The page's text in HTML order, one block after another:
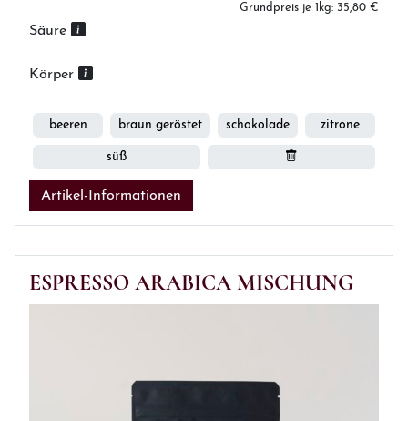
Grundpreis je 1kg: 35,80 €
Säure
Körper
beeren braun geröstet schokolade zitrone
süß
Artikel-Informationen
ESPRESSO ARABICA MISCHUNG